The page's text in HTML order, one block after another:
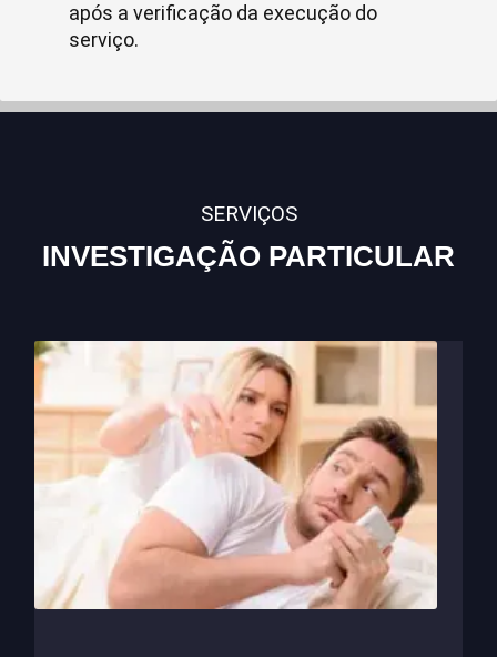
após a verificação da execução do
serviço.
SERVIÇOS
INVESTIGAÇÃO PARTICULAR